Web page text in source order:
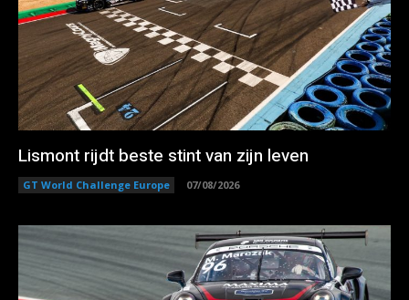
Lismont rijdt beste stint van zijn leven
GT World Challenge Europe 07/08/2026